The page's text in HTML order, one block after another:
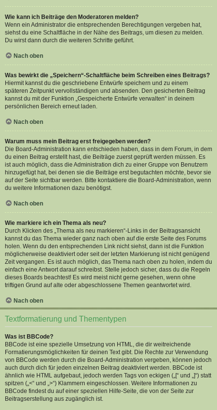
Wie kann ich Beiträge den Moderatoren melden?
Wenn ein Administrator die entsprechenden Berechtigungen vergeben hat,
siehst du eine Schaltfläche in der Nähe des Beitrags, um diesen zu melden.
Du wirst dann durch die weiteren Schritte geführt.
Nach oben
Was bewirkt die „Speichern“-Schaltfläche beim Schreiben eines Beitrags?
Hiermit kannst du die geschriebene Entwürfe speichern und zu einem
späteren Zeitpunkt vervollständigen und absenden. Den gesicherten Beitrag
kannst du mit der Funktion „Gespeicherte Entwürfe verwalten“ in deinem
persönlichen Bereich erneut laden.
Nach oben
Warum muss mein Beitrag erst freigegeben werden?
Die Board-Administration kann entschieden haben, dass in dem Forum, in dem
du einen Beitrag erstellt hast, die Beiträge zuerst geprüft werden müssen. Es
ist auch möglich, dass die Administration dich zu einer Gruppe von Benutzern
hinzugefügt hat, bei denen sie die Beiträge erst begutachten möchte, bevor sie
auf der Seite sichtbar werden. Bitte kontaktiere die Board-Administration, wenn
du weitere Informationen dazu benötigst.
Nach oben
Wie markiere ich ein Thema als neu?
Durch Klicken des „Thema als neu markieren“-Links in der Beitragsansicht
kannst du das Thema wieder ganz nach oben auf die erste Seite des Forums
holen. Wenn du den entsprechenden Link nicht siehst, dann ist die Funktion
möglicherweise deaktiviert oder seit der letzten Markierung ist nicht genügend
Zeit vergangen. Es ist auch möglich, das Thema nach oben zu holen, indem du
einfach eine Antwort darauf schreibst. Stelle jedoch sicher, dass du die Regeln
dieses Boards beachtest! Es wird meist nicht gerne gesehen, wenn ohne
triftigen Grund auf alte oder abgeschlossene Themen geantwortet wird.
Nach oben
Textformatierung und Thementypen
Was ist BBCode?
BBCode ist eine spezielle Umsetzung von HTML, die dir weitreichende
Formatierungsmöglichkeiten für deinen Text gibt. Die Rechte zur Verwendung
von BBCode werden durch die Board-Administration vergeben, können jedoch
auch durch dich für jeden einzelnen Beitrag deaktiviert werden. BBCode ist
ähnlich wie HTML aufgebaut, jedoch werden Tags von eckigen („[“ und „]“) statt
spitzen („<“ und „>“) Klammern eingeschlossen. Weitere Informationen zu
BBCode findest du auf einer speziellen Hilfe-Seite, die von der Seite zur
Beitragserstellung aus zugänglich ist.